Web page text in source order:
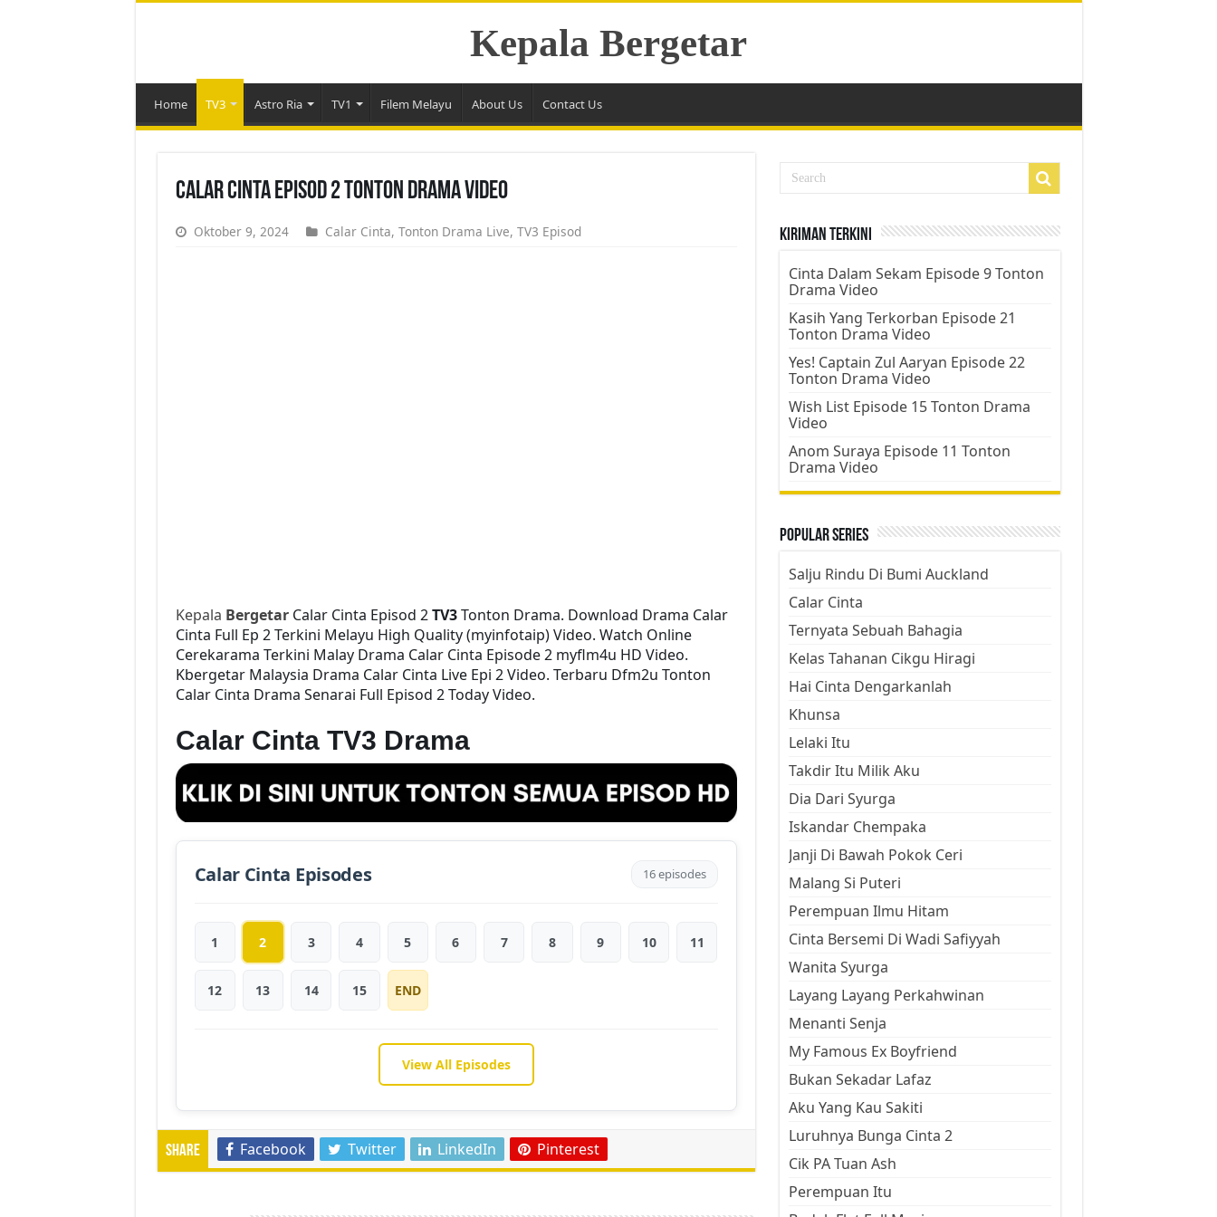
Kepala Bergetar
Home TV3 Astro Ria TV1 Filem Melayu About Us Contact Us
Calar Cinta Episod 2 Tonton Drama Video
Oktober 9, 2024 Calar Cinta, Tonton Drama Live, TV3 Episod
Kepala BergetarCalar Cinta Episod 2TV3Tonton Drama. Download Drama Calar
Cinta Full Ep 2 Terkini Melayu High Quality (myinfotaip) Video. Watch Online
Cerekarama Terkini Malay Drama Calar Cinta Episode 2 myflm4u HD Video.
Kbergetar Malaysia Drama Calar Cinta Live Epi 2 Video. Terbaru Dfm2u Tonton
Calar Cinta Drama Senarai Full Episod 2 Today Video.
Calar Cinta TV3 Drama
Calar Cinta Episodes 16 episodes
1 2 3 4 5 6 7 8 9 10 11
12 13 14 15 END
View All Episodes
Share Facebook Twitter LinkedIn Pinterest
Kiriman Terkini
Cinta Dalam Sekam Episode 9 Tonton
Drama Video
Kasih Yang Terkorban Episode 21
Tonton Drama Video
Yes! Captain Zul Aaryan Episode 22
Tonton Drama Video
Wish List Episode 15 Tonton Drama
Video
Anom Suraya Episode 11 Tonton
Drama Video
Popular Series
Salju Rindu Di Bumi Auckland
Calar Cinta
Ternyata Sebuah Bahagia
Kelas Tahanan Cikgu Hiragi
Hai Cinta Dengarkanlah
Khunsa
Lelaki Itu
Takdir Itu Milik Aku
Dia Dari Syurga
Iskandar Chempaka
Janji Di Bawah Pokok Ceri
Malang Si Puteri
Perempuan Ilmu Hitam
Cinta Bersemi Di Wadi Safiyyah
Wanita Syurga
Layang Layang Perkahwinan
Menanti Senja
My Famous Ex Boyfriend
Bukan Sekadar Lafaz
Aku Yang Kau Sakiti
Luruhnya Bunga Cinta 2
Cik PA Tuan Ash
Perempuan Itu